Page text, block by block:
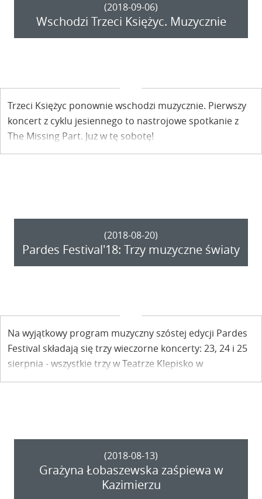
(2018-09-06)
Wschodzi Trzeci Księżyc. Muzycznie
Trzeci Księżyc ponownie wschodzi muzycznie. Pierwszy
koncert z cyklu jesiennego to nastrojowe spotkanie z
The Missing Part. Już w tę sobotę!
(2018-08-20)
Pardes Festival'18: Trzy muzyczne światy
Na wyjątkowy program muzyczny szóstej edycji Pardes
Festival składają się trzy wieczorne koncerty: 23, 24 i 25
sierpnia - wszystkie trzy w Teatrze Klepisko w
Skowieszynku pod Kazimierzem Dolnym.
(2018-08-13)
Grażyna Łobaszewska zaśpiewa w
Kazimierzu